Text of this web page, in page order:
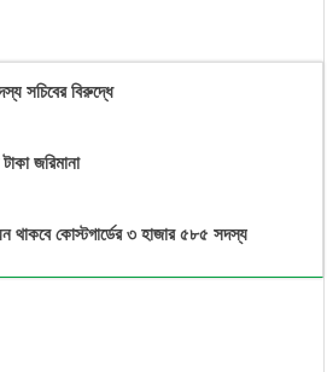
সচিবের বিরুদ্ধে
জরিমানা
থাকবে কোস্টগার্ডের ৩ হাজার ৫৮৫ সদস্য